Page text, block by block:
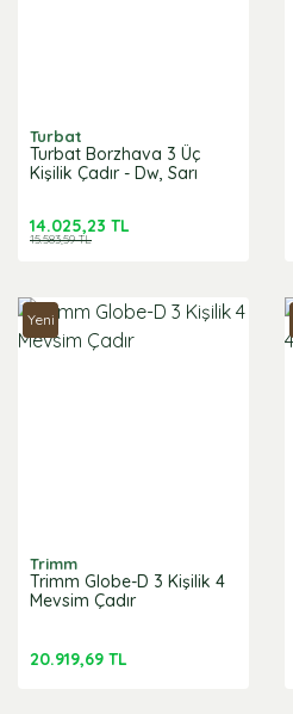
Turbat
Turbat Borzhava 3 Üç
Kişilik Çadır - Dw, Sarı
14.025,23 TL
15.583,59 TL
Yeni
Trimm
Trimm Globe-D 3 Kişilik 4
Mevsim Çadır
20.919,69 TL